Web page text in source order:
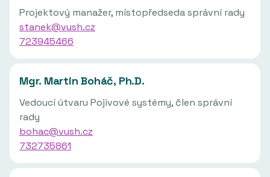
Projektový manažer, místopředseda správní rady
stanek@vush.cz
723945466
Mgr. Martin Boháč, Ph.D.
Vedoucí útvaru Pojivové systémy, člen správní
rady
bohac@vush.cz
732735861